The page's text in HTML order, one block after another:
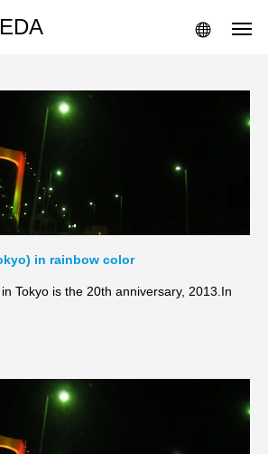
in rainbow color
Tokyo is the 20th anniversary, 2013.In